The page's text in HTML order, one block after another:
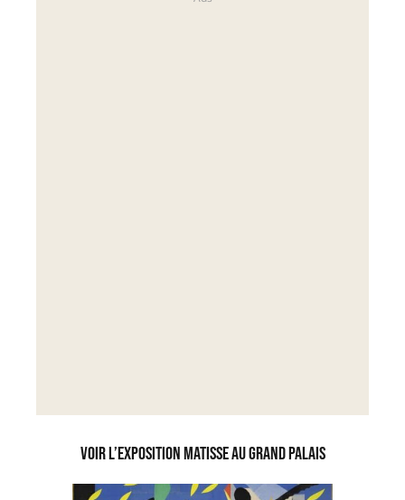
Voir l’exposition Matisse au Grand Palais